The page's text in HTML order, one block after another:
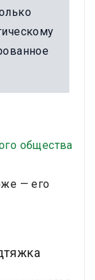
общества
— его